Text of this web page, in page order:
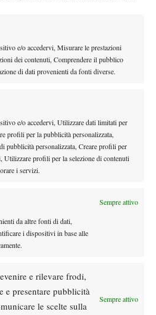
e/o accedervi, Misurare le prestazioni
dei contenuti, Comprendere il pubblico
di dati provenienti da fonti diverse.
e/o accedervi, Utilizzare dati limitati per
profili per la pubblicità personalizzata,
pubblicità personalizzata, Creare profili per
Utilizzare profili per la selezione di contenuti
i servizi.
Sempre attivo
da altre fonti di dati,
i dispositivi in base alle
e rilevare frodi,
e presentare pubblicità
le scelte sulla
Sempre attivo
Instagram
, P.iva 14250480960
Nizegorodcew